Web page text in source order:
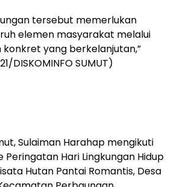
tersebut memerlukan
elemen masyarakat melalui
yang berkelanjutan,”
DISKOMINFO SUMUT)
Sulaiman Harahap mengikuti
Hari Lingkungan Hidup
Hutan Pantai Romantis, Desa